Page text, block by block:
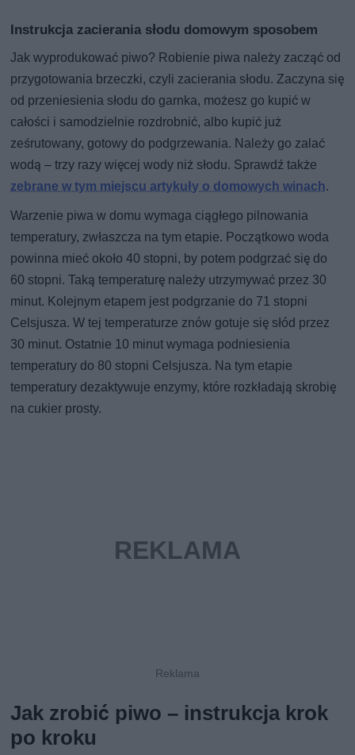
Instrukcja zacierania słodu domowym sposobem
Jak wyprodukować piwo? Robienie piwa należy zacząć od
przygotowania brzeczki, czyli zacierania słodu. Zaczyna się
od przeniesienia słodu do garnka, możesz go kupić w
całości i samodzielnie rozdrobnić, albo kupić już
ześrutowany, gotowy do podgrzewania. Należy go zalać
wodą – trzy razy więcej wody niż słodu. Sprawdź także
zebrane w tym miejscu artykuły o domowych winach.
Warzenie piwa w domu wymaga ciągłego pilnowania
temperatury, zwłaszcza na tym etapie. Początkowo woda
powinna mieć około 40 stopni, by potem podgrzać się do
60 stopni. Taką temperaturę należy utrzymywać przez 30
minut. Kolejnym etapem jest podgrzanie do 71 stopni
Celsjusza. W tej temperaturze znów gotuje się słód przez
30 minut. Ostatnie 10 minut wymaga podniesienia
temperatury do 80 stopni Celsjusza. Na tym etapie
temperatury dezaktywuje enzymy, które rozkładają skrobię
na cukier prosty.
Jak zrobić piwo – instrukcja krok
po kroku